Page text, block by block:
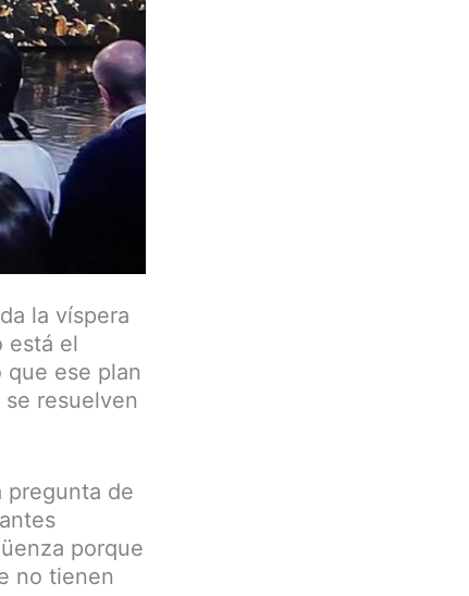
la víspera
está el
ese plan
resuelven
pregunta de
porque
no tienen